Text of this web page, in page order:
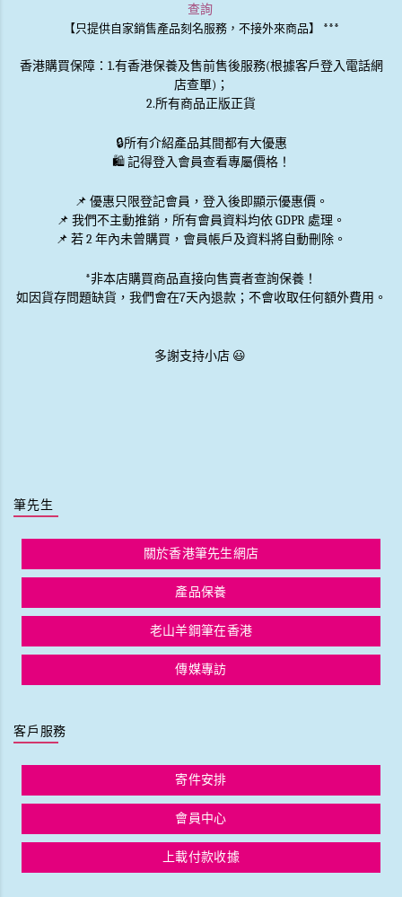
查詢
【只提供自家銷售產品刻名服務，不接外來商品】 ***
香港購買保障：1.有香港保養及售前售後服務(根據客戶登入電話網
店查單)；
2.所有商品正版正貨
🔒所有介紹產品其間都有大優惠
🛍️ 記得登入會員查看專屬價格！
📌 優惠只限登記會員 ，登入後即顯示優惠價。
📌 我們不主動推銷 ，所有會員資料均依 GDPR 處理。
📌 若 2 年內未曾購買，會員帳戶及資料將自動刪除。
*非本店購買商品直接向售賣者查詢保養！
如因貨存問題缺貨，我們會在7天內退款；不會收取任何額外費用。
多謝支持小店 😃
筆先生
關於香港筆先生網店
產品保養
老山羊鋼筆在香港
傳媒專訪
客戶服務
寄件安排
會員中心
上載付款收據